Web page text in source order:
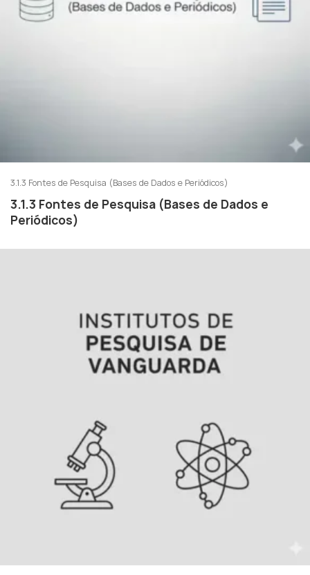
3.1.3 Fontes de Pesquisa (Bases de Dados e Periódicos)
3.1.3 Fontes de Pesquisa (Bases de Dados e
Periódicos)